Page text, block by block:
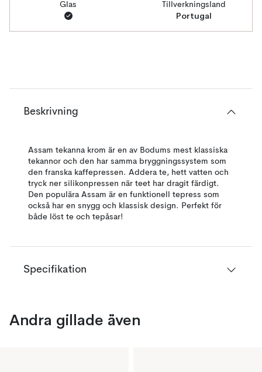
Glas Tillverkningsland
Portugal
Beskrivning
Assam tekanna krom är en av Bodums mest klassiska
tekannor och den har samma bryggningssystem som
den franska kaffepressen. Addera te, hett vatten och
tryck ner silikonpressen när teet har dragit färdigt.
Den populära Assam är en funktionell tepress som
också har en snygg och klassisk design. Perfekt för
både löst te och tepåsar!
Specifikation
Andra gillade även